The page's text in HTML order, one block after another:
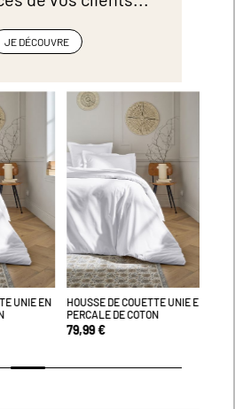
JE DÉCOUVRE
EN
HOUSSE DE COUETTE UNIE EN
PERCALE DE COTON
79,99 €